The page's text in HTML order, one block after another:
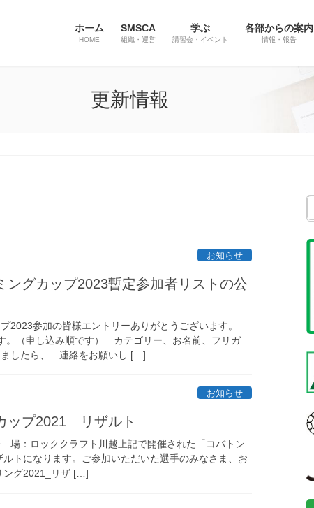
ホーム
HOME
SMSCA
組織・運営
学ぶ
講習会・イベント
各部からの案内
情報・報告
更新情報
お知らせ
ングカップ2023暫定参加者リストの公
2023参加の皆様エントリーありがとうございます。
（申し込み順です） カテゴリー、お名前、フリガ
ましたら、 連絡をお願いし […]
お知らせ
ップ2021 リザルト
場：ロッククラフト川越上記で開催された「コバトン
トになります。ご参加いただいた選手のみなさま、お
ング2021_リザ […]